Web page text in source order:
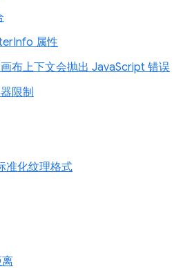
属性
布上下文会抛出 JavaScript 错误
限制
准化纹理格式